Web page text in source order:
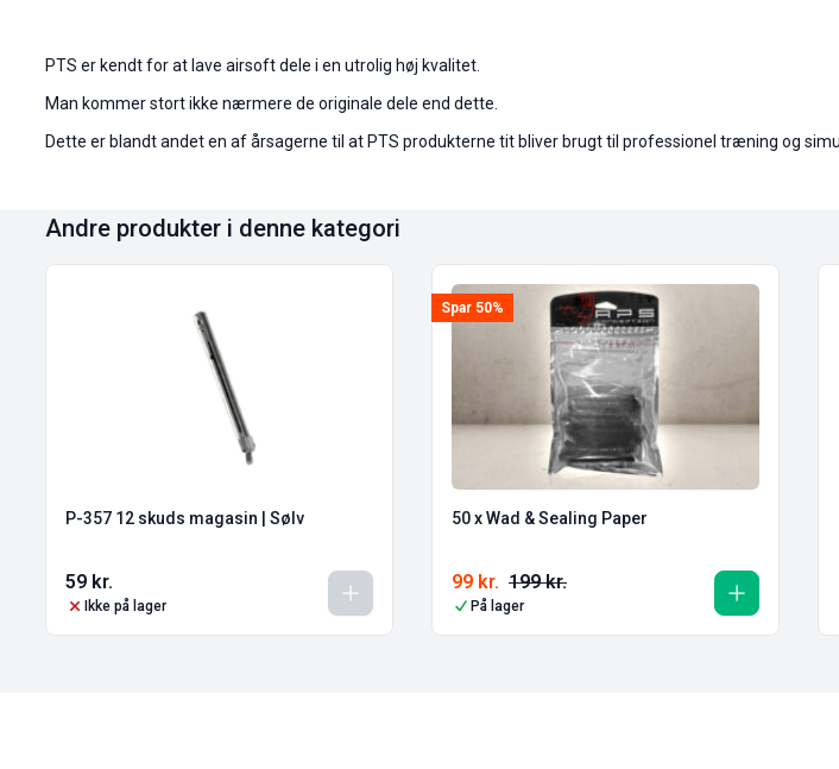
PTS er kendt for at lave airsoft dele i en utrolig høj kvalitet.
Man kommer stort ikke nærmere de originale dele end dette.
Dette er blandt andet en af årsagerne til at PTS produkterne tit bliver brugt til professionel træning og
Andre produkter i denne kategori
P-357 12 skuds magasin | Sølv
59 kr.
Ikke på lager
Spar 50%
50 x Wad & Sealing Paper
199kr.
99 kr.
På lager